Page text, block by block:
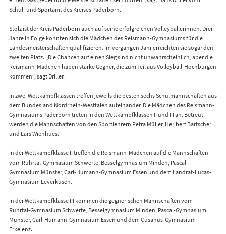
Schul- und Sportamt des Kreises Paderborn.
Stolz ist der Kreis Paderborn auch auf seine erfolgreichen Volleyballerinnen. Drei
Jahre in Folge konnten sich die Mädchen des Reismann-Gymnasiums für die
Landesmeisterschaften qualifizieren. Im vergangen Jahr erreichten sie sogar den
zweiten Platz. „Die Chancen auf einen Sieg sind nicht unwahrscheinlich, aber die
Reismann-Mädchen haben starke Gegner, die zum Teil aus Volleyball-Hochburgen
kommen“, sagt Driller.
In zwei Wettkampfklassen treffen jeweils die besten sechs Schulmannschaften aus
dem Bundesland Nordrhein-Westfalen aufeinander. Die Mädchen des Reismann-
Gymnasiums Paderborn treten in den Wettkampfklassen II und III an. Betreut
werden die Mannschaften von den Sportlehrern Petra Müller, Heribert Bartscher
und Lars Wienhues.
In der Wettkampfklasse II treffen die Reismann-Mädchen auf die Mannschaften
vom Ruhrtal-Gymnasium Schwerte, Besselgymnasium Minden, Pascal-
Gymnasium Münster, Carl-Humann-Gymnasium Essen und dem Landrat-Lucas-
Gymnasium Leverkusen.
In der Wettkampfklasse III kommen die gegnerischen Mannschaften vom
Ruhrtal-Gymnasium Schwerte, Besselgymnasium Minden, Pascal-Gymnasium
Münster, Carl-Humann-Gymnasium Essen und dem Cusanus-Gymnasium
Erkelenz.